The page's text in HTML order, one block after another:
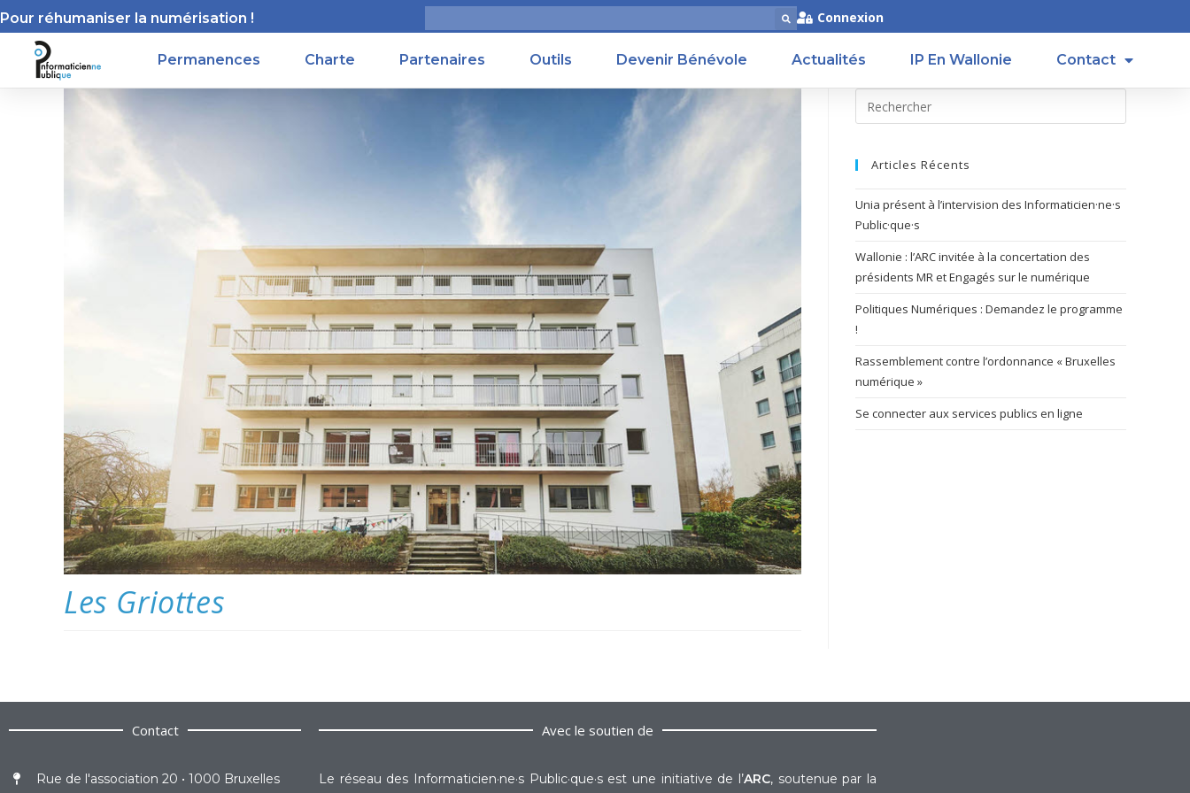
Pour réhumaniser la numérisation ! Connexion
Permanences Charte Partenaires Outils Devenir Bénévole Actualités IP En Wallonie Contact
Les Griottes
Articles Récents
Unia présent à l’intervision des Informaticien·ne·s
Public·que·s
Wallonie : l’ARC invitée à la concertation des
présidents MR et Engagés sur le numérique
Politiques Numériques : Demandez le programme
!
Rassemblement contre l’ordonnance « Bruxelles
numérique »
Se connecter aux services publics en ligne
Contact
Rue de l'association 20 • 1000 Bruxelles
Avec le soutien de
Le réseau des Informaticien·ne·s Public·que·s est une initiative de l’ARC, soutenue par la